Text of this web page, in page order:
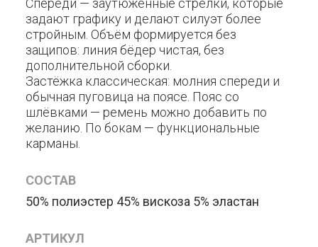
Спереди — заутюженные стрелки, которые
задают графику и делают силуэт более
стройным. Объём формируется без
защипов: линия бёдер чистая, без
дополнительной сборки.
Застёжка классическая: молния спереди и
обычная пуговица на поясе. Пояс со
шлёвками — ремень можно добавить по
желанию. По бокам — функциональные
карманы.
АРТИКУЛ
СОСТАВ
50% полиэстер 45% вискоза 5% эластан